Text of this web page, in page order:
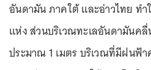
อันดามัน ภาคใต้ และอ่าวไทย ท
แห่ง ส่วนบริเวณทะเลอันดามันคลื่
ประมาณ 1 เมตร บริเวณที่มีฝนฟ้